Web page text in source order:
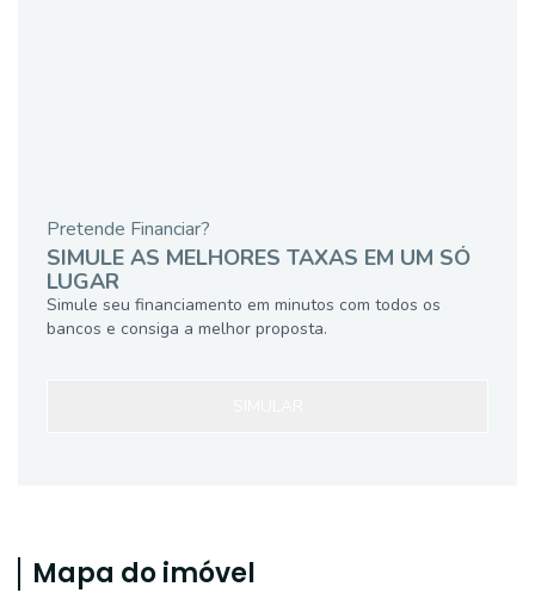
Pretende Financiar?
SIMULE AS MELHORES TAXAS EM UM SÓ
LUGAR
Simule seu financiamento em minutos com todos os
bancos e consiga a melhor proposta.
Mapa do imóvel